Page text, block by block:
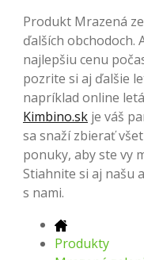
Produkt Mrazená
ďalších obchodoch.
najlepšiu cenu
pozrite si aj ďalšie
napríklad online
Kimbino.sk je váš
sa snaží zbierať
ponuky, aby ste vy
Stiahnite si aj našu
s nami.
Produkty